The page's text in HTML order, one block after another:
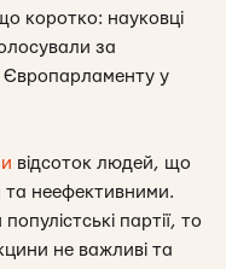
коротко: науковці
за
Європарламенту у
відсоток людей, що
неефективними.
партії, то
не важливі та